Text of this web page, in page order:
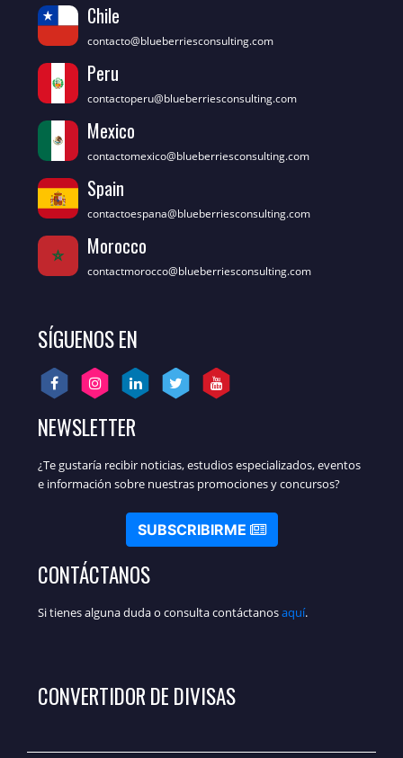
Chile
contacto@blueberriesconsulting.com
Peru
contactoperu@blueberriesconsulting.com
Mexico
contactomexico@blueberriesconsulting.com
Spain
contactoespana@blueberriesconsulting.com
Morocco
contactmorocco@blueberriesconsulting.com
SÍGUENOS EN
NEWSLETTER
¿Te gustaría recibir noticias, estudios especializados, eventos
e información sobre nuestras promociones y concursos?
SUBSCRIBIRME
CONTÁCTANOS
Si tienes alguna duda o consulta contáctanosaquí.
CONVERTIDOR DE DIVISAS